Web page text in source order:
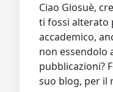
Ciao Giosuè,
ti fossi alterato
accademico,
non essendolo
pubblicazioni?
suo blog, per il